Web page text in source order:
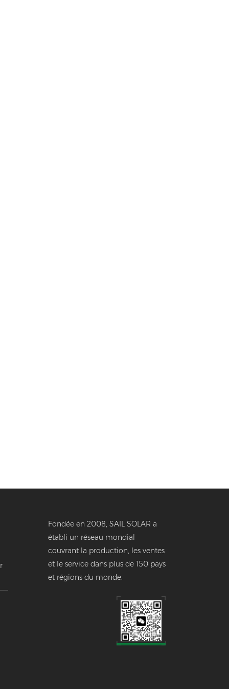
Fondée en 2008, SAIL SOLAR a
établi un réseau mondial
couvrant la production, les ventes
et le service dans plus de 150 pays
et régions du monde.